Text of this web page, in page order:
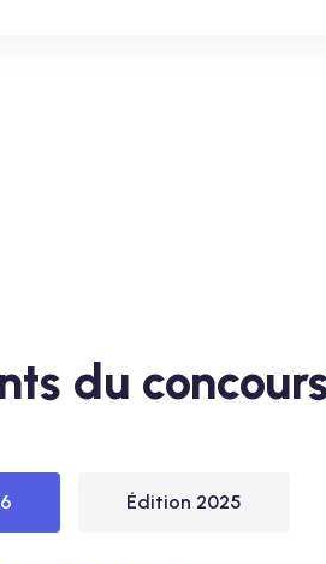
du
Édition 2025